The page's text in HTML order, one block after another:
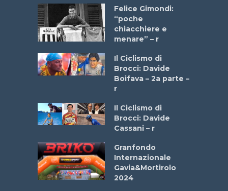
Felice Gimondi:
“poche
chiacchiere e
menare” – r
Il Ciclismo di
Brocci: Davide
Boifava – 2a parte –
r
Il Ciclismo di
Brocci: Davide
Cassani – r
Granfondo
Internazionale
Gavia&Mortirolo
2024